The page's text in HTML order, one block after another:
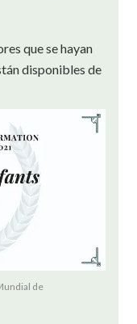
que se hayan
disponibles de
de